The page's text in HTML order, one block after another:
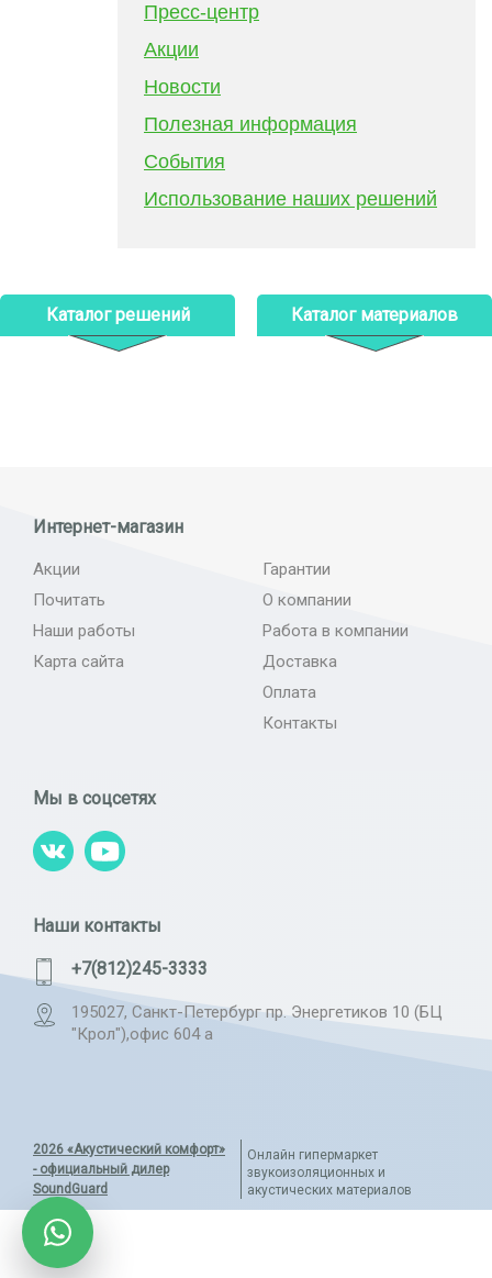
Каталог решений Каталог материалов
Пресс-центр
Акции
Новости
Полезная информация
События
Использование наших решений
Интернет-магазин
Акции
Почитать
Наши работы
Карта сайта
Гарантии
О компании
Работа в компании
Доставка
Оплата
Контакты
Мы в соцсетях
Наши контакты
+7(812)245-3333
195027, Санкт-Петербург пр. Энергетиков 10 (БЦ
"Крол"),офис 604 а
2026 «Акустический комфорт»
- официальный дилер
SoundGuard
Онлайн гипермаркет
звукоизоляционных и
акустических материалов